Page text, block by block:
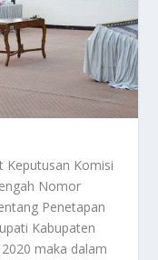
Keputusan Komisi
Nomor
Penetapan
Kabupaten
maka dalam